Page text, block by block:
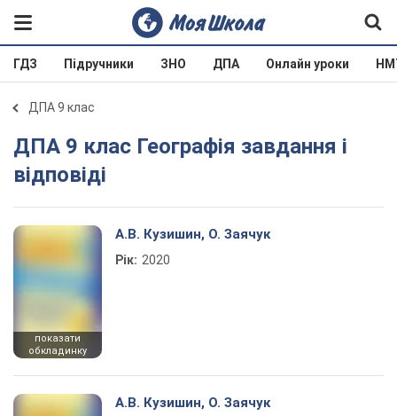
ГДЗ Підручники ЗНО ДПА Онлайн уроки
ДПА 9 клас
ДПА 9 клас Географія завдання і
відповіді
показати
обкладинку
А.В. Кузишин, О. Заячук
Рік: 2020
А.В. Кузишин, О. Заячук